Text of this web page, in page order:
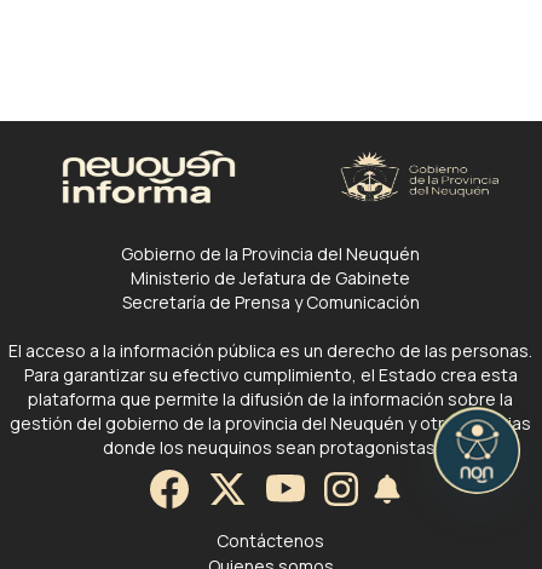
Gobierno de la Provincia del Neuquén
Ministerio de Jefatura de Gabinete
Secretaría de Prensa y Comunicación
El acceso a la información pública es un derecho de las personas.
Para garantizar su efectivo cumplimiento, el Estado crea esta
plataforma que permite la difusión de la información sobre la
gestión del gobierno de la provincia del Neuquén y otras noticias
donde los neuquinos sean protagonistas.
Contáctenos